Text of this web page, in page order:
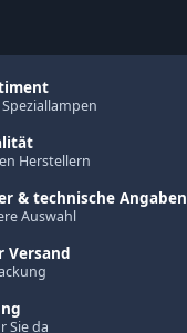
Herstellern
& technische Angaben
Auswahl
Versand
Sie da